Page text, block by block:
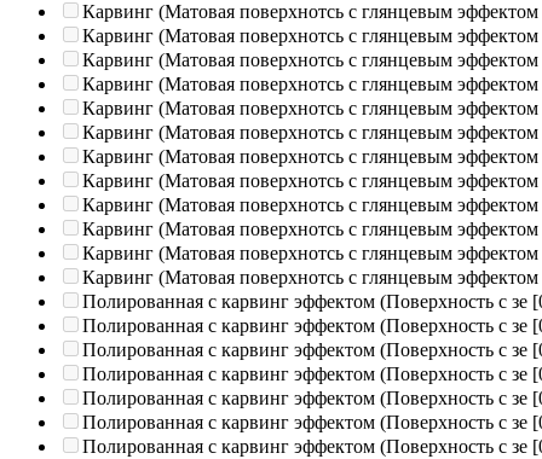
Карвинг (Матовая поверхнотсь с глянцевым эффектом
Карвинг (Матовая поверхнотсь с глянцевым эффектом
Карвинг (Матовая поверхнотсь с глянцевым эффектом
Карвинг (Матовая поверхнотсь с глянцевым эффектом
Карвинг (Матовая поверхнотсь с глянцевым эффектом
Карвинг (Матовая поверхнотсь с глянцевым эффектом
Карвинг (Матовая поверхнотсь с глянцевым эффектом
Карвинг (Матовая поверхнотсь с глянцевым эффектом
Карвинг (Матовая поверхнотсь с глянцевым эффектом
Карвинг (Матовая поверхнотсь с глянцевым эффектом
Карвинг (Матовая поверхнотсь с глянцевым эффектом
Карвинг (Матовая поверхнотсь с глянцевым эффектом
Полированная c карвинг эффектом (Поверхность с зе
Полированная c карвинг эффектом (Поверхность с зе
Полированная c карвинг эффектом (Поверхность с зе
Полированная c карвинг эффектом (Поверхность с зе
Полированная c карвинг эффектом (Поверхность с зе
Полированная c карвинг эффектом (Поверхность с зе
Полированная c карвинг эффектом (Поверхность с зе